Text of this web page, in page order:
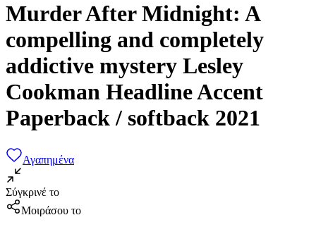
Murder After Midnight: A
compelling and completely
addictive mystery Lesley
Cookman Headline Accent
Paperback / softback 2021
Αγαπημένα
Σύγκρινέ το
Μοιράσου το